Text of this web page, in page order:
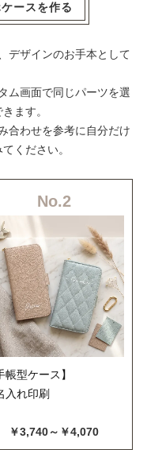
ースを作る
デザインのお手本として
ム画面で同じパーツを選
ます。
合わせを参考に自分だけ
ください。
No.2
帳型ケース】
入れ印刷
￥3,740～￥4,070